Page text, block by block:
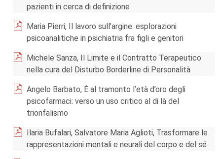
pazienti in cerca di definizione
Maria Pierri, Il lavoro sull’argine: esplorazioni
psicoanalitiche in psichiatria fra figli e genitori
Michele Sanza, Il Limite e il Contratto Terapeutico
nella cura del Disturbo Borderline di Personalità
Angelo Barbato, È al tramonto l’età d’oro degli
psicofarmaci: verso un uso critico al di là del
trionfalismo
Ilaria Bufalari, Salvatore Maria Aglioti, Trasformare le
rappresentazioni mentali e neurali del corpo e del sé